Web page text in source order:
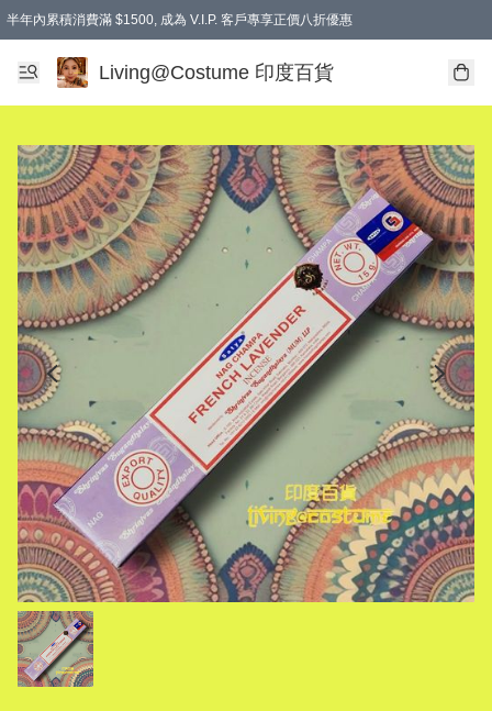
半年內累積消費滿 $1500, 成為 V.I.P. 客戶專享正價八折優惠
滿$600免本地運費
Living@Costume 印度百貨